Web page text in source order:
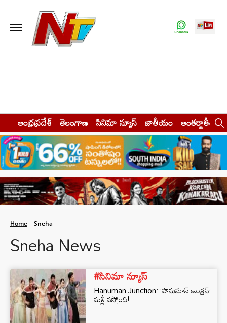
ఆంధ్రప్రదేశ్ తెలంగాణ సినిమా న్యూస్ జాతీయం అంతర్జాతీయం
Home Sneha
Sneha News
#సినిమా న్యూస్
Hanuman Junction: ‘హనుమాన్ జంక్షన్’
మళ్లీ వస్తోంది!